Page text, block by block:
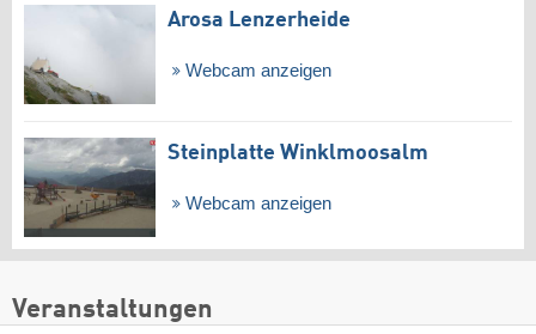
Arosa Lenzerheide
Webcam anzeigen
Steinplatte Winklmoosalm
Webcam anzeigen
Veranstaltungen